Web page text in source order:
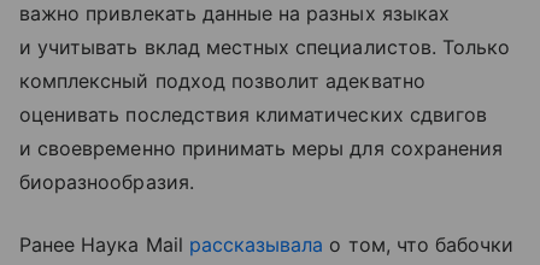
важно привлекать данные на разных языках
и учитывать вклад местных специалистов. Только
комплексный подход позволит адекватно
оценивать последствия климатических сдвигов
и своевременно принимать меры для сохранения
биоразнообразия.
Ранее Наука Mail рассказывала о том, что бабочки